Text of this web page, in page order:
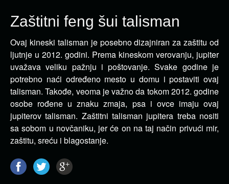
Zaštitni feng šui talisman
Ovaj kineski talisman je posebno dizajniran za zaštitu od
ljutnje u 2012. godini. Prema kineskom verovanju, jupiter
uvažava veliku pažnju i poštovanje. Svake godine je
potrebno naći određeno mesto u domu i postaviti ovaj
talisman. Takođe, veoma je važno da tokom 2012. godine
osobe rođene u znaku zmaja, psa i ovce imaju ovaj
jupiterov talisman. Zaštitni talisman jupitera treba nositi
sa sobom u novčaniku, jer će on na taj način privući mir,
zaštitu, sreću i blagostanje.